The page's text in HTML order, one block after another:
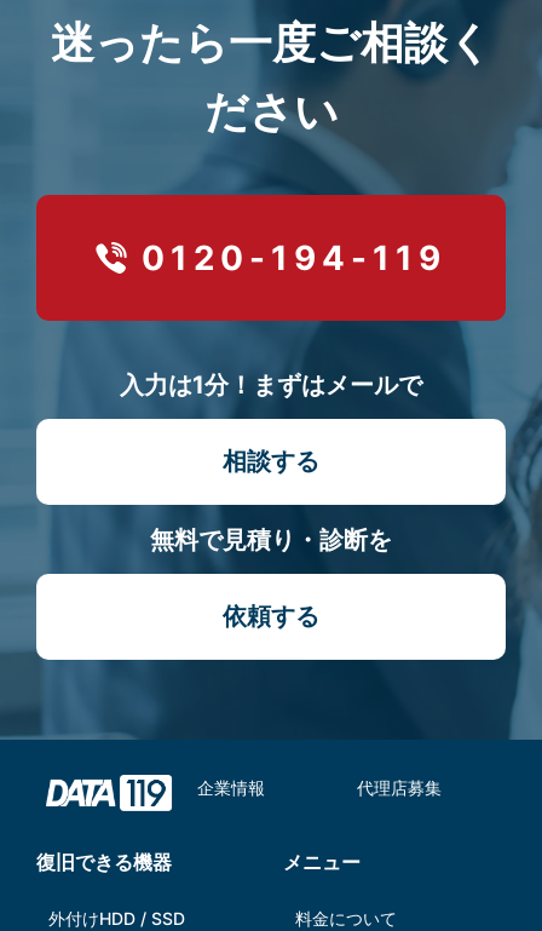
迷ったら一度ご相談く
ださい
0120-194-119
入力は1分！まずはメールで
相談する
無料で見積り・診断を
依頼する
企業情報 代理店募集
復旧できる機器
外付けHDD / SSD
メニュー
料金について